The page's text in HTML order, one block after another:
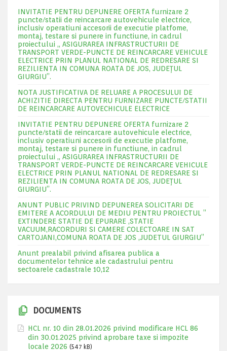
INVITATIE PENTRU DEPUNERE OFERTA furnizare 2
puncte/statii de reincarcare autovehicule electrice,
inclusiv operatiuni accesorii de executie platfome,
montaj, testare si punere in functiune, in cadrul
proiectului „ ASIGURAREA INFRASTRUCTURII DE
TRANSPORT VERDE-PUNCTE DE REINCARCARE VEHICULE
ELECTRICE PRIN PLANUL NATIONAL DE REDRESARE SI
REZILIENTA IN COMUNA ROATA DE JOS, JUDEŢUL
GIURGIU”.
NOTA JUSTIFICATIVA DE RELUARE A PROCESULUI DE
ACHIZITIE DIRECTA PENTRU FURNIZARE PUNCTE/STATII
DE REINCARCARE AUTOVECHICULE ELECTRICE
INVITATIE PENTRU DEPUNERE OFERTA furnizare 2
puncte/statii de reincarcare autovehicule electrice,
inclusiv operatiuni accesorii de executie platfome,
montaj, testare si punere in functiune, in cadrul
proiectului „ ASIGURAREA INFRASTRUCTURII DE
TRANSPORT VERDE-PUNCTE DE REINCARCARE VEHICULE
ELECTRICE PRIN PLANUL NATIONAL DE REDRESARE SI
REZILIENTA IN COMUNA ROATA DE JOS, JUDEŢUL
GIURGIU”.
ANUNT PUBLIC PRIVIND DEPUNEREA SOLICITARI DE
EMITERE A ACORDULUI DE MEDIU PENTRU PROIECTUL ”
EXTINDERE STATIE DE EPURARE ,STATIE
VACUUM,RACORDURI SI CAMERE COLECTOARE IN SAT
CARTOJANI,COMUNA ROATA DE JOS ,JUDETUL GIURGIU”
Anunt prealabil privind afisarea publica a
documentelor tehnice ale cadastrului pentru
sectoarele cadastrale 10,12
DOCUMENTS
HCL nr. 10 din 28.01.2026 privind modificare HCL 86
din 30.01.2025 privind aprobare taxe si impozite
locale 2026 (547 kB)